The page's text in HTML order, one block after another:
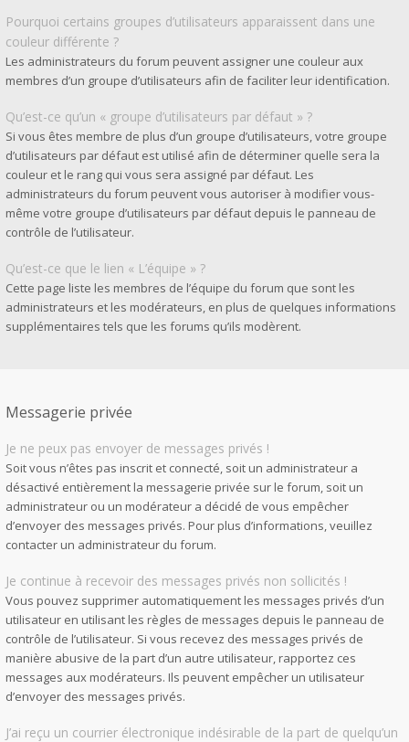
Pourquoi certains groupes d’utilisateurs apparaissent dans une
couleur différente ?
Les administrateurs du forum peuvent assigner une couleur aux
membres d’un groupe d’utilisateurs afin de faciliter leur identification.
Qu’est-ce qu’un « groupe d’utilisateurs par défaut » ?
Si vous êtes membre de plus d’un groupe d’utilisateurs, votre groupe
d’utilisateurs par défaut est utilisé afin de déterminer quelle sera la
couleur et le rang qui vous sera assigné par défaut. Les
administrateurs du forum peuvent vous autoriser à modifier vous-
même votre groupe d’utilisateurs par défaut depuis le panneau de
contrôle de l’utilisateur.
Qu’est-ce que le lien « L’équipe » ?
Cette page liste les membres de l’équipe du forum que sont les
administrateurs et les modérateurs, en plus de quelques informations
supplémentaires tels que les forums qu’ils modèrent.
Messagerie privée
Je ne peux pas envoyer de messages privés !
Soit vous n’êtes pas inscrit et connecté, soit un administrateur a
désactivé entièrement la messagerie privée sur le forum, soit un
administrateur ou un modérateur a décidé de vous empêcher
d’envoyer des messages privés. Pour plus d’informations, veuillez
contacter un administrateur du forum.
Je continue à recevoir des messages privés non sollicités !
Vous pouvez supprimer automatiquement les messages privés d’un
utilisateur en utilisant les règles de messages depuis le panneau de
contrôle de l’utilisateur. Si vous recevez des messages privés de
manière abusive de la part d’un autre utilisateur, rapportez ces
messages aux modérateurs. Ils peuvent empêcher un utilisateur
d’envoyer des messages privés.
J’ai reçu un courrier électronique indésirable de la part de quelqu’un